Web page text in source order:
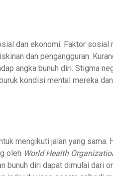
dan ekonomi. Faktor sosial
dan pengangguran.
angka bunuh diri. Stigma
kondisi mental mereka
mengikuti jalan yang sama.
oleh World Health
bunuh diri dapat dimulai dari